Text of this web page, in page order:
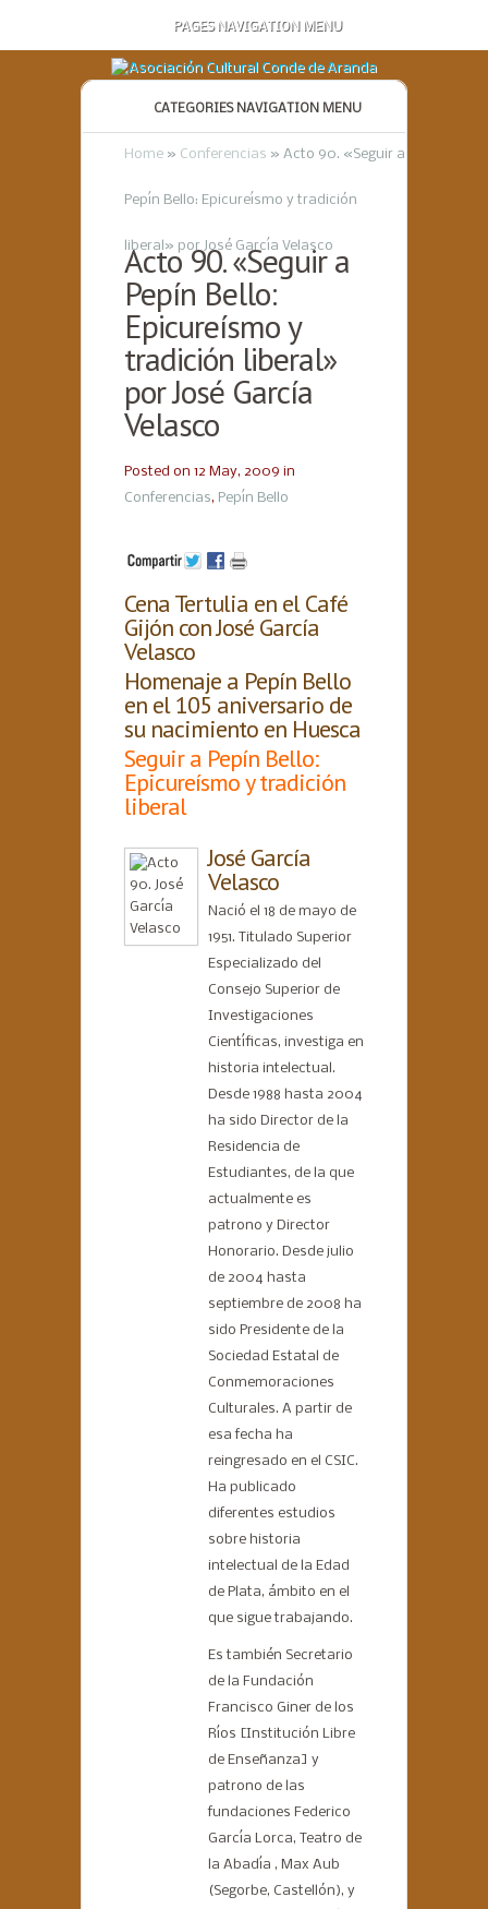
PAGES NAVIGATION MENU
CATEGORIES NAVIGATION MENU
Home » Conferencias » Acto 90. «Seguir a
Pepín Bello: Epicureísmo y tradición
liberal» por José García Velasco
Acto 90. «Seguir a
Pepín Bello:
Epicureísmo y
tradición liberal»
por José García
Velasco
Posted on 12 May, 2009 in
Conferencias, Pepín Bello
Cena Tertulia en el Café
Gijón con José García
Velasco
Homenaje a Pepín Bello
en el 105 aniversario de
su nacimiento en Huesca
Seguir a Pepín Bello:
Epicureísmo y tradición
liberal
José García
Velasco
Nació el 18 de mayo de
1951. Titulado Superior
Especializado del
Consejo Superior de
Investigaciones
Científicas, investiga en
historia intelectual.
Desde 1988 hasta 2004
ha sido Director de la
Residencia de
Estudiantes, de la que
actualmente es
patrono y Director
Honorario. Desde julio
de 2004 hasta
septiembre de 2008 ha
sido Presidente de la
Sociedad Estatal de
Conmemoraciones
Culturales. A partir de
esa fecha ha
reingresado en el CSIC.
Ha publicado
diferentes estudios
sobre historia
intelectual de la Edad
de Plata, ámbito en el
que sigue trabajando.
Es también Secretario
de la Fundación
Francisco Giner de los
Ríos [Institución Libre
de Enseñanza] y
patrono de las
fundaciones Federico
García Lorca, Teatro de
la Abadía , Max Aub
(Segorbe, Castellón), y